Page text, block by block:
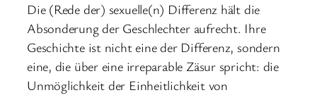
Die (Rede der) sexuelle(n) Differenz hält die
Absonderung der Geschlechter aufrecht. Ihre
Geschichte ist nicht eine der Differenz, sondern
eine, die über eine irreparable Zäsur spricht: die
Unmöglichkeit der Einheitlichkeit von